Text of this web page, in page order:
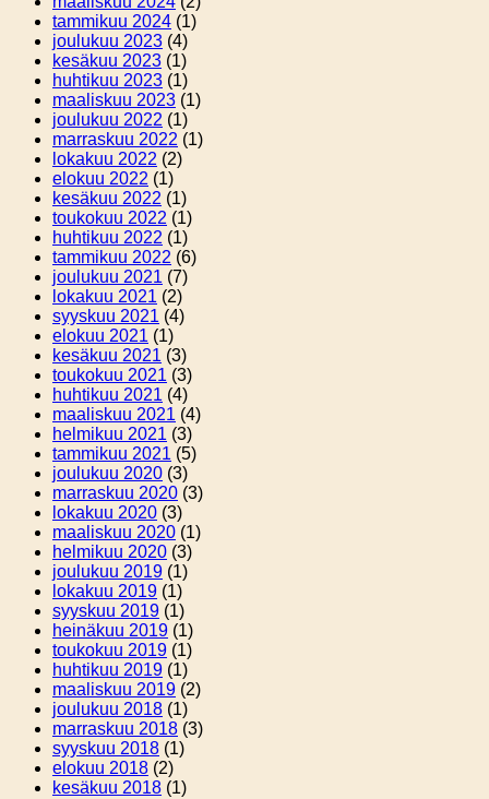
tammikuu 2024 (1)
joulukuu 2023 (4)
kesäkuu 2023 (1)
huhtikuu 2023 (1)
maaliskuu 2023 (1)
joulukuu 2022 (1)
marraskuu 2022 (1)
lokakuu 2022 (2)
elokuu 2022 (1)
kesäkuu 2022 (1)
toukokuu 2022 (1)
huhtikuu 2022 (1)
tammikuu 2022 (6)
joulukuu 2021 (7)
lokakuu 2021 (2)
syyskuu 2021 (4)
elokuu 2021 (1)
kesäkuu 2021 (3)
toukokuu 2021 (3)
huhtikuu 2021 (4)
maaliskuu 2021 (4)
helmikuu 2021 (3)
tammikuu 2021 (5)
joulukuu 2020 (3)
marraskuu 2020 (3)
lokakuu 2020 (3)
maaliskuu 2020 (1)
helmikuu 2020 (3)
joulukuu 2019 (1)
lokakuu 2019 (1)
syyskuu 2019 (1)
heinäkuu 2019 (1)
toukokuu 2019 (1)
huhtikuu 2019 (1)
maaliskuu 2019 (2)
joulukuu 2018 (1)
marraskuu 2018 (3)
syyskuu 2018 (1)
elokuu 2018 (2)
kesäkuu 2018 (1)